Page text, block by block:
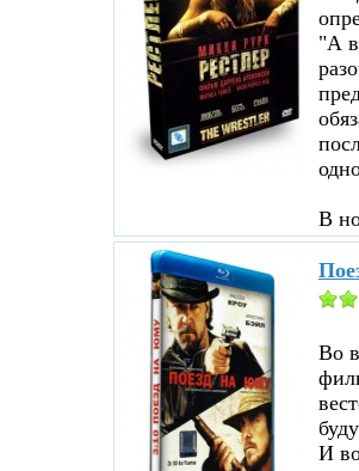
"А в
В
Во
И